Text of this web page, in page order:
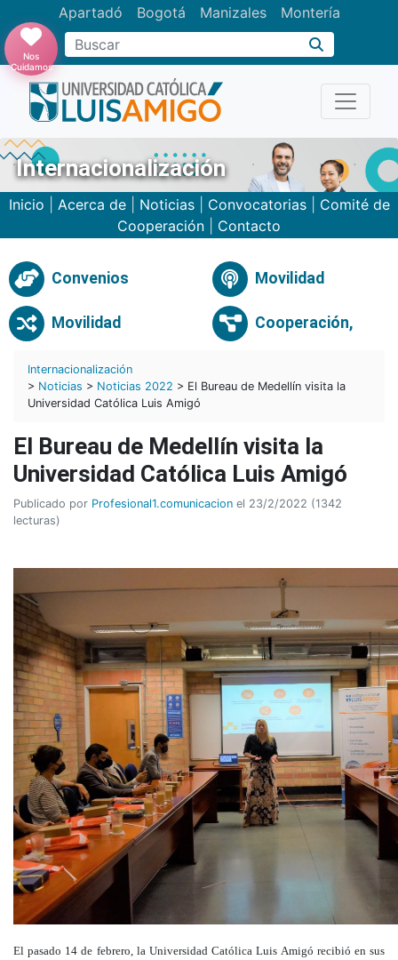
Apartadó Bogotá Manizales Montería
Buscar
Nos
Cuidamos
Internacionalización
Inicio Acerca de| Noticias| Convocatorias| Comité de
Cooperación
Contacto
Convenios Movilidad
Movilidad Cooperación,
Internacionalización
> Noticias > Noticias 2022 > El Bureau de Medellín visita la
Universidad Católica Luis Amigó
El Bureau de Medellín visita la
Universidad Católica Luis Amigó
Publicado por Profesional1.comunicacion el 23/2/2022 (1342
lecturas)
El pasado 14 de febrero, la Universidad Católica Luis Amigó recibió en sus